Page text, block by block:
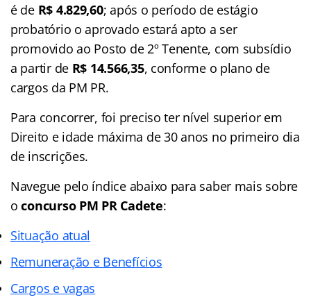
é de R$ 4.829,60; após o período de estágio
probatório o aprovado estará apto a ser
promovido ao Posto de 2º Tenente, com subsídio
a partir de R$ 14.566,35, conforme o plano de
cargos da PM PR.
Para concorrer, foi preciso ter nível superior em
Direito e idade máxima de 30 anos no primeiro dia
de inscrições.
Navegue pelo índice abaixo para saber mais sobre
oconcurso PM PR Cadete:
Situação atual
Remuneração e Benefícios
Cargos e vagas